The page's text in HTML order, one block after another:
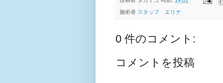
施術者 スタッフ エリナ
0 件のコメント:
コメントを投稿